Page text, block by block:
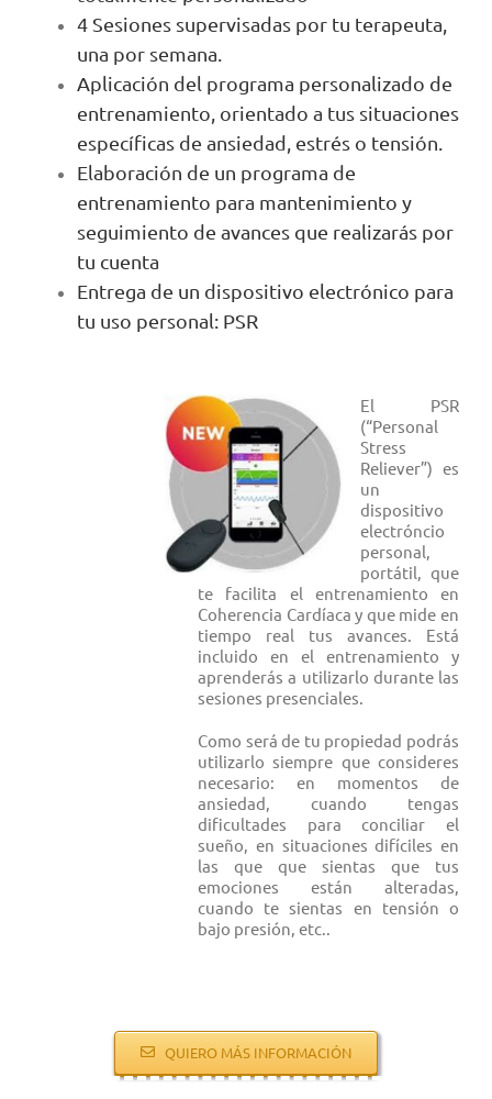
4 Sesiones supervisadas por tu terapeuta,
una por semana.
Aplicación del programa personalizado de
entrenamiento, orientado a tus situaciones
específicas de ansiedad, estrés o tensión.
Elaboración de un programa de
entrenamiento para mantenimiento y
seguimiento de avances que realizarás por
tu cuenta
Entrega de un dispositivo electrónico para
tu uso personal: PSR
El PSR
(“Personal
Stress
Reliever”) es
un
dispositivo
electróncio
personal,
portátil, que
te facilita el entrenamiento en
Coherencia Cardíaca y que mide en
tiempo real tus avances. Está
incluido en el entrenamiento y
aprenderás a utilizarlo durante las
sesiones presenciales.
Como será de tu propiedad podrás
utilizarlo siempre que consideres
necesario: en momentos de
ansiedad, cuando tengas
dificultades para conciliar el
sueño, en situaciones difíciles en
las que que sientas que tus
emociones están alteradas,
cuando te sientas en tensión o
bajo presión, etc..
QUIERO MÁS INFORMACIÓN